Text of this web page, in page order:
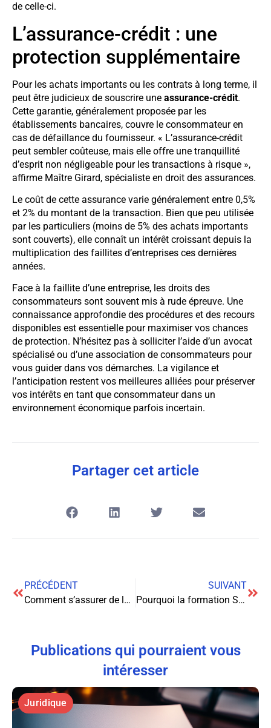
de celle-ci.
L’assurance-crédit : une
protection supplémentaire
Pour les achats importants ou les contrats à long terme, il
peut être judicieux de souscrire une assurance-crédit.
Cette garantie, généralement proposée par les
établissements bancaires, couvre le consommateur en
cas de défaillance du fournisseur. « L’assurance-crédit
peut sembler coûteuse, mais elle offre une tranquillité
d’esprit non négligeable pour les transactions à risque »,
affirme Maître Girard, spécialiste en droit des assurances.
Le coût de cette assurance varie généralement entre 0,5%
et 2% du montant de la transaction. Bien que peu utilisée
par les particuliers (moins de 5% des achats importants
sont couverts), elle connaît un intérêt croissant depuis la
multiplication des faillites d’entreprises ces dernières
années.
Face à la faillite d’une entreprise, les droits des
consommateurs sont souvent mis à rude épreuve. Une
connaissance approfondie des procédures et des recours
disponibles est essentielle pour maximiser vos chances
de protection. N’hésitez pas à solliciter l’aide d’un avocat
spécialisé ou d’une association de consommateurs pour
vous guider dans vos démarches. La vigilance et
l’anticipation restent vos meilleures alliées pour préserver
vos intérêts en tant que consommateur dans un
environnement économique parfois incertain.
Partager cet article
PRÉCÉDENT
Comment s’assurer de la visibilité de son annonce légale ?
SUIVANT
Pourquoi la formation Sapin 2 est-elle essentielle pour votre entreprise ?
Publications qui pourraient vous
intéresser
Juridique